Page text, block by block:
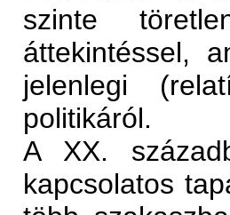
szinte
áttekintéssel,
jelenlegi
politikáról.
A XX.
kapcsolatos